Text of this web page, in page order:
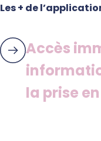
Les + de
Accès
la prise